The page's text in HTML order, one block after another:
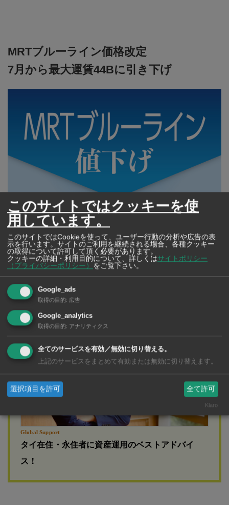
MRTブルーライン価格改定
7月から最大運賃44Bに引き下げ
タイ高速鉄道公社（MRTA）によるMRTブルーラインの
新しい運賃基準、徴収方法、および運賃免除対象者の規
定が公開された。
広告
Global Support
タイ在住・永住者に資産運用のベストアドバイ
ス！
このサイトではクッキーを使
用しています。
このサイトではCookieを使って、ユーザー行動の分析や広告の表
示を行います。サイトのご利用を継続される場合、各種クッキー
の取得について許可して頂く必要があります。
クッキーの詳細・利用目的について、詳しくはサイトポリシー
（プライバシーポリシー）
をご覧下さい。
Google_ads
取得の目的: 広告
Google_analytics
取得の目的: アナリティクス
全てのサービスを有効／無効に切り替える。
上記のサービスをまとめて有効または無効に切り替えます。
選択項目を許可 全て許可
Klaro